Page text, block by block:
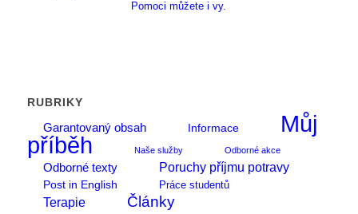
Pomoci můžete i vy.
RUBRIKY
Garantovaný obsah
Informace
Můj
příběh
Naše služby Odborné akce
Odborné texty Poruchy příjmu potravy
Post in English Práce studentů
Terapie Články